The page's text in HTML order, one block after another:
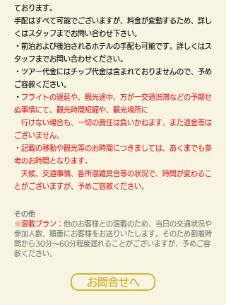
ております。
手配はすべて可能でございますが、料金が変動するため、詳し
くはスタッフまでお問い合わせ下さい。
・前泊および後泊されるホテルの手配も可能です。詳しくはス
タッフまでお問い合わせください。
・ツアー代金にはチップ代金は含まれておりませんので、予め
ご容赦ください。
・ フライトの遅延や、観光途中、万が一交通渋滞などの予期せ
ぬ事情にて、観光時間短縮や、観光場所に
行けない場合も、一切の責任は負いかねます、また返金等は
ございません。
​・記載の移動や観光等のお時間につきましては、あくまでも参
考のお時間となります。
天候、交通事情、各所混雑具合等の状況で、時間が変わるこ
とがございますが、予めご容赦ください。
その他
※混載プラン： 他のお客様との混載のため、当日の交通状況や
参加人数、順番にお客様をお送りいたします。そのため到着時
間から30分～60分程度遅れることがございますが、予めご容
赦ください。
お問合せへ